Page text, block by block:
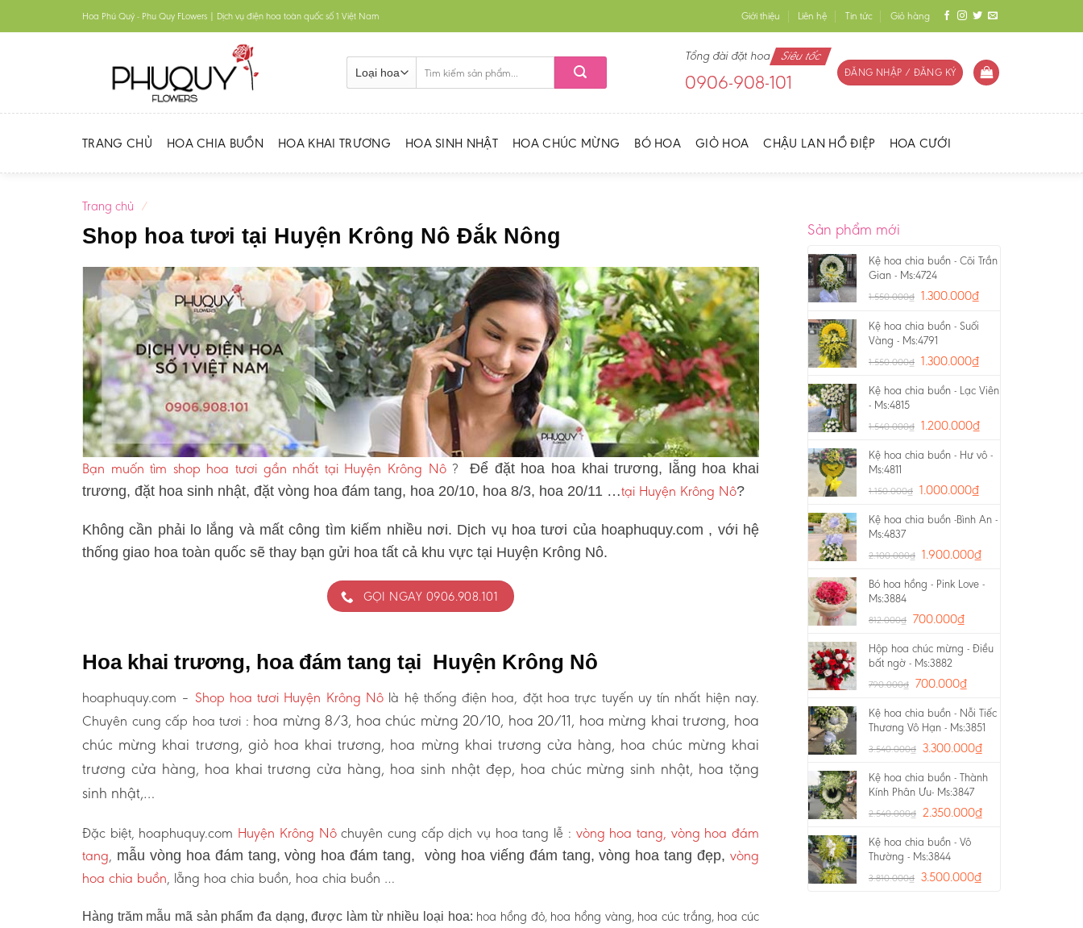
to
Hoa Phú Quý - Phu Quy FLowers | Dịch vụ điện hoa toàn quốc số 1 Việt Nam Giới thiệu Liên hệ Tin tức Giỏ hàng
kiếm:
Tổng đài đặt hoa Siêu tốc
0906-908-101 ĐĂNG NHẬP / ĐĂNG KÝ
TRANG CHỦ HOA CHIA BUỒN HOA KHAI TRƯƠNG HOA SINH NHẬT HOA CHÚC MỪNG BÓ HOA GIỎ HOA CHẬU LAN HỒ ĐIỆP HOA CƯỚI
Trang chủ /
Shop hoa tươi tại Huyện Krông Nô Đắk Nông
Bạn muốn tìm shop hoa tươi gần nhất tại Huyện Krông Nô? Để đặt hoa hoa khai trương, lẵng hoa khai
trương, đặt hoa sinh nhật, đặt vòng hoa đám tang, hoa 20/10, hoa 8/3, hoa 20/11 …tại Huyện Krông Nô?
Không cần phải lo lắng và mất công tìm kiếm nhiều nơi. Dịch vụ hoa tươi của hoaphuquy.com , với hệ
thống giao hoa toàn quốc sẽ thay bạn gửi hoa tất cả khu vực tại Huyện Krông Nô.
GỌI NGAY 0906.908.101
Hoa khai trương, hoa đám tang tại Huyện Krông Nô
hoaphuquy.com – Shop hoa tươi Huyện Krông Nô là hệ thống điện hoa, đặt hoa trực tuyến uy tín nhất hiện nay.
Chuyên cung cấp hoa tươi : hoa mừng 8/3, hoa chúc mừng 20/10, hoa 20/11, hoa mừng khai trương, hoa
chúc mừng khai trương, giỏ hoa khai trương, hoa mừng khai trương cửa hàng, hoa chúc mừng khai
trương cửa hàng, hoa khai trương cửa hàng, hoa sinh nhật đẹp, hoa chúc mừng sinh nhật, hoa tặng
sinh nhật,…
Đặc biệt, hoaphuquy.com Huyện Krông Nôchuyên cung cấp dịch vụ hoa tang lễ : vòng hoa tang, vòng hoa đám
tang, mẫu vòng hoa đám tang, vòng hoa đám tang, vòng hoa viếng đám tang, vòng hoa tang đẹp,vòng
hoa chia buồn, lẵng hoa chia buồn, hoa chia buồn …
Hàng trăm mẫu mã sản phẩm đa dạng, được làm từ nhiều loại hoa: hoa hồng đỏ, hoa hồng vàng, hoa cúc trắng, hoa cúc
Sản phẩm mới
Kệ hoa chia buồn - Cõi Trần
Gian - Ms:4724
1.550.000₫ 1.300.000₫
Kệ hoa chia buồn - Suối
Vàng - Ms:4791
1.550.000₫ 1.300.000₫
Kệ hoa chia buồn - Lạc Viên
- Ms:4815
1.540.000₫ 1.200.000₫
Kệ hoa chia buồn - Hư vô -
Ms:4811
1.150.000₫ 1.000.000₫
Kệ hoa chia buồn -Bình An -
Ms:4837
2.100.000₫ 1.900.000₫
Bó hoa hồng - Pink Love -
Ms:3884
812.000₫ 700.000₫
Hộp hoa chúc mừng - Điều
bất ngờ - Ms:3882
790.000₫ 700.000₫
Kệ hoa chia buồn - Nỗi Tiếc
Thương Vô Hạn - Ms:3851
3.540.000₫ 3.300.000₫
Kệ hoa chia buồn - Thành
Kính Phân Ưu- Ms:3847
2.540.000₫ 2.350.000₫
Kệ hoa chia buồn - Vô
Thường - Ms:3844
3.810.000₫ 3.500.000₫